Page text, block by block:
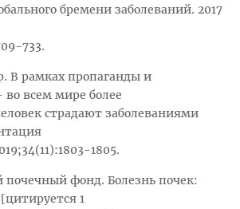
бремени заболеваний. 2017
733.
В рамках пропаганды и
всем мире более
страдают заболеваниями
1805.
почечный фонд. Болезнь почек:
1